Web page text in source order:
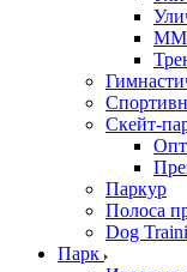
Скейт-
Паркур
Полоса
Dog
Парк